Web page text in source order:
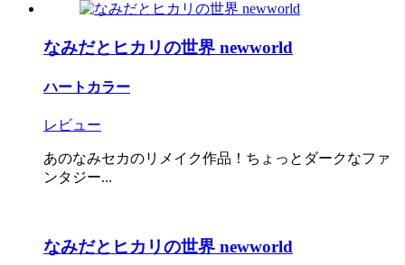
なみだとヒカリの世界 newworld
ハートカラー
レビュー
あのなみセカのリメイク作品！ちょっとダークなファ
ンタジー...
なみだとヒカリの世界 newworld